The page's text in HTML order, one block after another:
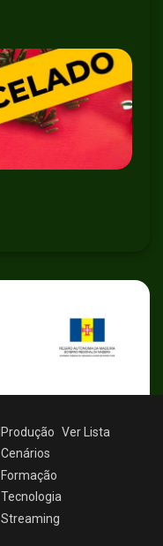
Produção
Cenários
Formação
Tecnologia
Streaming
Ver Lista